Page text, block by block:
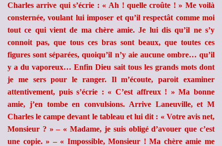
Charles arrive qui s’écrie : « Ah ! quelle croûte ! » Me voilà
consternée, voulant lui imposer et qu’il respectât comme moi
tout ce qui vient de ma chère amie. Je lui dis qu’il ne s’y
connoit pas, que tous ces bras sont beaux, que toutes ces
figures sont séparées, quoiqu’il n’y aie aucune ombre… qu’il
y a du vaporeux… Enfin Dieu sait tous les grands mots dont
je me sers pour le ranger. Il m’écoute, paroit examiner
attentivement, puis s’écrie : « C’est affreux ! » Ma bonne
amie, j’en tombe en convulsions. Arrive Laneuville, et M
Charles le campe devant le tableau et lui dit : « Votre avis net,
Monsieur ? » – « Madame, je suis obligé d’avouer que c’est
une copie. » – « Impossible, Monsieur ! Ma chère amie me